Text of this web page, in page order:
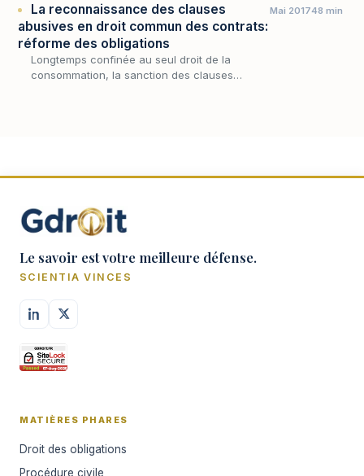
répond…
La reconnaissance des clauses
abusives en droit commun des contrats:
réforme des obligations
Longtemps confinée au seul droit de la
consommation, la sanction des clauses
Mai 201748 min
Le savoir est votre meilleure défense.
SCIENTIA VINCES
MATIÈRES PHARES
Droit des obligations
Procédure civile